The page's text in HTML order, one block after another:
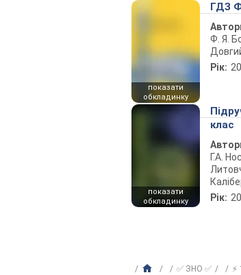
показати
обкладинку
ГДЗ
Ф. Я.
Рік:
показати
обкладинку
клас
Г.А.
Рік:
✅ ЗНО ✅